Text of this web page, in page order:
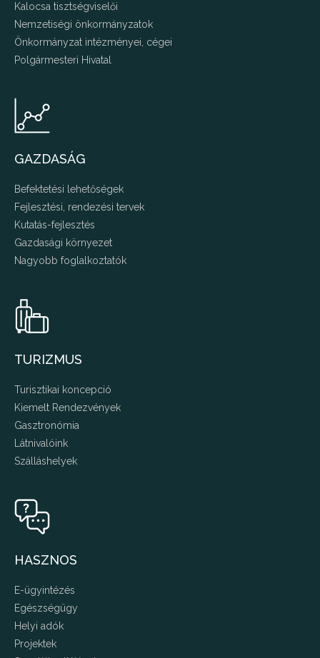
Kalocsa tisztségviselői
Nemzetiségi önkormányzatok
Önkormányzat intézményei, cégei
Polgármesteri Hivatal
GAZDASÁG
Befektetési lehetőségek
Fejlesztési, rendezési tervek
Kutatás-fejlesztés
Gazdasági környezet
Nagyobb foglalkoztatók
TURIZMUS
Turisztikai koncepció
Kiemelt Rendezvények
Gasztronómia
Látnivalóink
Szálláshelyek
HASZNOS
E-ügyintézés
Egészségügy
Helyi adók
Projektek